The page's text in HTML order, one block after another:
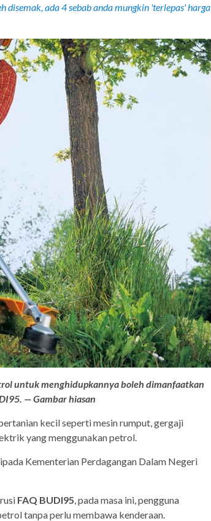
disemak, ada 4 sebab anda mungkin 'terlepas' harga
untuk menghidupkannya boleh dimanfaatkan
— Gambar hiasan
kecil seperti mesin rumput, gergaji
yang menggunakan petrol.
Kementerian Perdagangan Dalam Negeri
FAQ BUDI95 , pada masa ini, pengguna
tanpa perlu membawa kenderaan.